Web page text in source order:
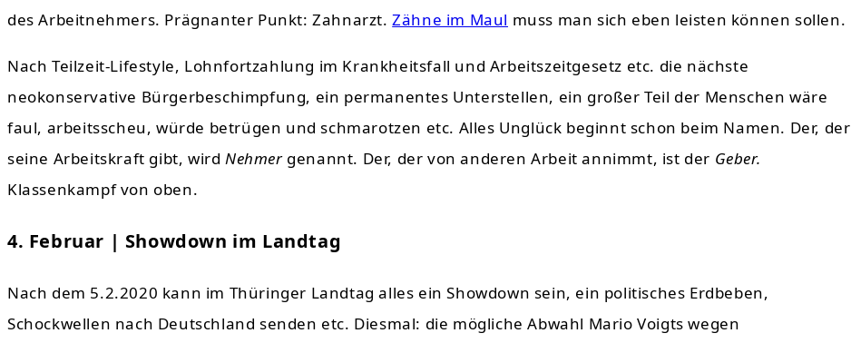
des Arbeitnehmers. Prägnanter Punkt: Zahnarzt.Zähne im Maul muss man sich eben leisten können sollen.
Nach Teilzeit-Lifestyle, Lohnfortzahlung im Krankheitsfall und Arbeitszeitgesetz etc. die nächste
neokonservative Bürgerbeschimpfung, ein permanentes Unterstellen, ein großer Teil der Menschen wäre
faul, arbeitsscheu, würde betrügen und schmarotzen etc. Alles Unglück beginnt schon beim Namen. Der, der
seine Arbeitskraft gibt, wirdNehmergenannt. Der, der von anderen Arbeit annimmt, ist der Geber.
Klassenkampf von oben.
4. Februar | Showdown im Landtag
Nach dem 5.2.2020 kann im Thüringer Landtag alles ein Showdown sein, ein politisches Erdbeben,
Schockwellen nach Deutschland senden etc. Diesmal: die mögliche Abwahl Mario Voigts wegen